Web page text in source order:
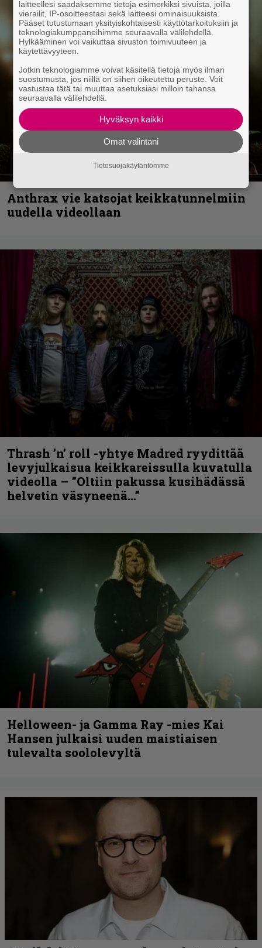
Anthrax vie katsojat keikkatunnelmiin
uudella videollaan
Thrash ’n’ roll -yhtye Madred ryydittää
levyjulkaisua keikkareissulla kuvatulla
videolla – ”Oltiin pakussa kusihädässä
helvetin väsyneenä…”
Helloween- ja Gamma Ray -mies Kai
Hansen julkaisi uuden maistiaisen
tulevalta soololevyltä
laitteellesi saadaksemme tietoja esimerkiksi sivuista, joilla
vierailit, IP-osoitteestasi sekä laitteesi ominaisuuksista.
Pääset tutustumaan yksityiskohtaisesti käyttötarkoituksiin ja
teknologiakumppaneihimme seuraavalla välilehdellä.
Hylkääminen voi vaikuttaa sivuston toimivuuteen ja
käytettävyyteen.
Jotkin teknologiamme voivat käsitellä tietoja myös ilman
suostumusta, jos niillä on siihen oikeutettu peruste. Voit
vastustaa tätä tai muuttaa asetuksiasi milloin tahansa
seuraavalla välilehdellä.
Hyväksyn kaikki
Omat valintani
Tietosuojakäytäntömme